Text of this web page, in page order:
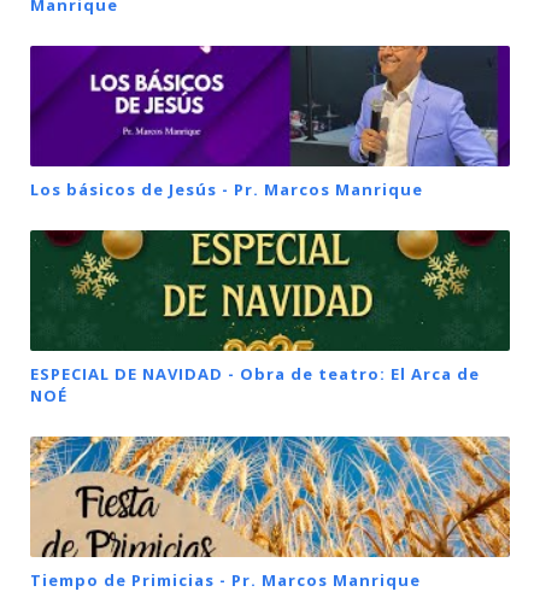
Manrique
Los básicos de Jesús - Pr. Marcos Manrique
ESPECIAL DE NAVIDAD - Obra de teatro: El Arca de
NOÉ
Tiempo de Primicias - Pr. Marcos Manrique